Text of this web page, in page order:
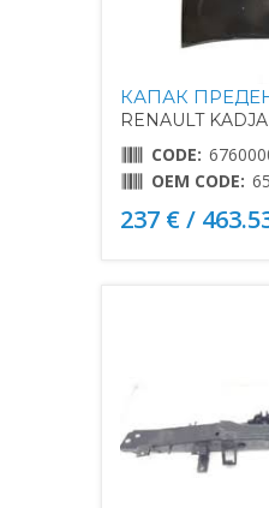
КАПАК
RENAULT
CODE:
OEM CODE:
237 € /